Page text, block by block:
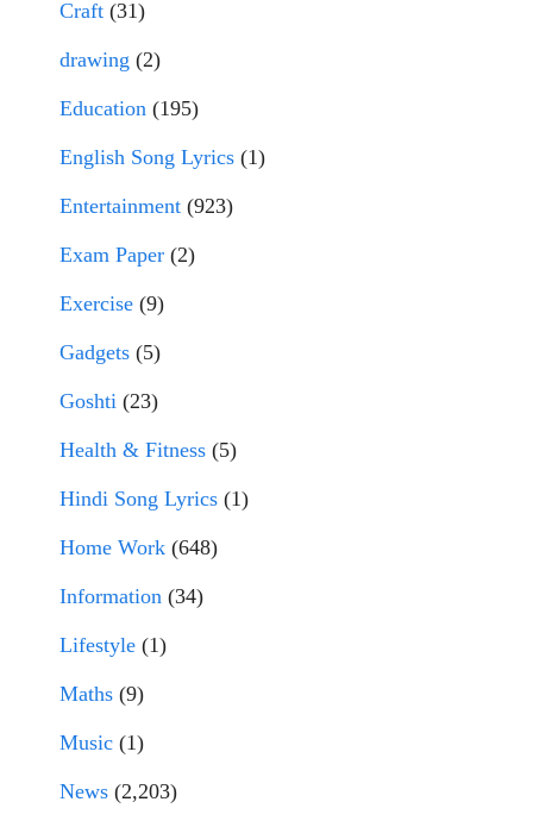
Craft (31)
drawing (2)
Education (195)
English Song Lyrics (1)
Entertainment (923)
Exam Paper (2)
Exercise (9)
Gadgets (5)
Goshti (23)
Health & Fitness (5)
Hindi Song Lyrics (1)
Home Work (648)
Information (34)
Lifestyle (1)
Maths (9)
Music (1)
News (2,203)